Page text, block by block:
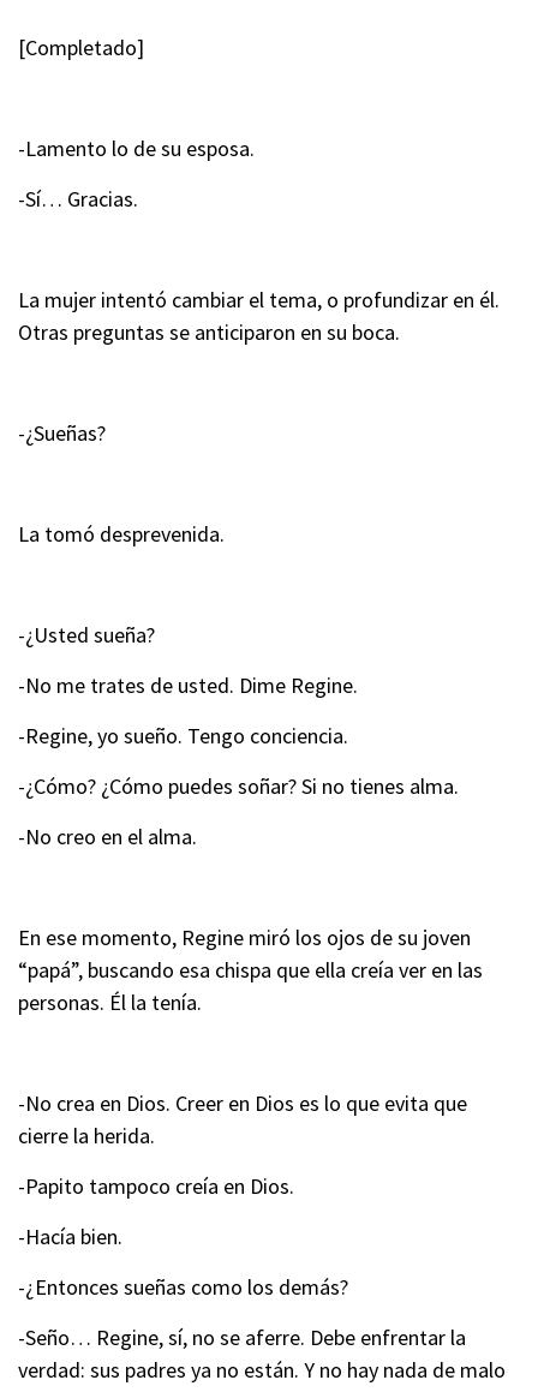
[Completado]
-Lamento lo de su esposa.
-Sí… Gracias.
La mujer intentó cambiar el tema, o profundizar en él.
Otras preguntas se anticiparon en su boca.
-¿Sueñas?
La tomó desprevenida.
-¿Usted sueña?
-No me trates de usted. Dime Regine.
-Regine, yo sueño. Tengo conciencia.
-¿Cómo? ¿Cómo puedes soñar? Si no tienes alma.
-No creo en el alma.
En ese momento, Regine miró los ojos de su joven
“papá”, buscando esa chispa que ella creía ver en las
personas. Él la tenía.
-No crea en Dios. Creer en Dios es lo que evita que
cierre la herida.
-Papito tampoco creía en Dios.
-Hacía bien.
-¿Entonces sueñas como los demás?
-Seño… Regine, sí, no se aferre. Debe enfrentar la
verdad: sus padres ya no están. Y no hay nada de malo